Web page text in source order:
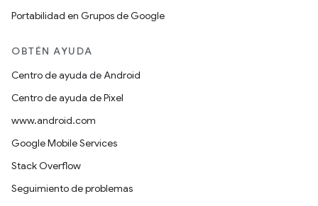
Portabilidad en Grupos de Google
OBTÉN AYUDA
Centro de ayuda de Android
Centro de ayuda de Pixel
www.android.com
Google Mobile Services
Stack Overflow
Seguimiento de problemas